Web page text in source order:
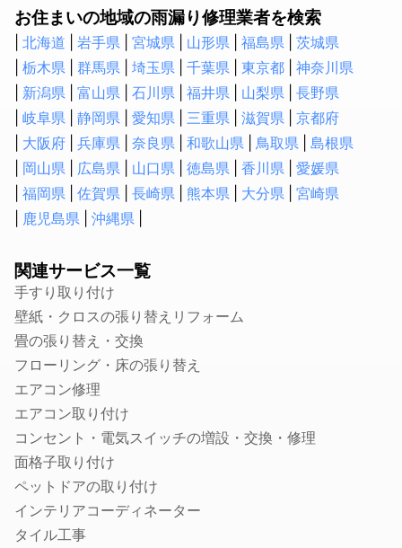
トイレのつまり修理
お風呂の排水口つまり修理
壁ピタ水栓・洗濯機蛇口の交換
税理士
会社設立・起業開業に強い税理士
顧問税理士
法人税の節税に強い税理士
相続税申告に強い税理士
融資・資金調達に強い税理士
生前贈与に強い税理士
社会保険労務士
就業規則・社内規定・36協定作成の社労士
入退社・保険手続きの社労士
顧問社労士
年度更新・算定基礎の社労士
弁理士
特許事務所・特許出願に強い弁理士
意匠登録に強い事務所・弁理士
商標登録・出願に強い事務所・弁理士
お住まいの地域の雨漏り修理業者を検索
北海道 岩手県 宮城県 山形県 福島県
茨城県
栃木県
群馬県 埼玉県 千葉県 東京都
神奈川県
新潟県
富山県 石川県 福井県 山梨県
長野県
岐阜県
静岡県 愛知県 三重県 滋賀県
京都府
大阪府
兵庫県 奈良県 和歌山県 鳥取県
島根県
岡山県
広島県 山口県 徳島県 香川県
愛媛県
福岡県
佐賀県 長崎県 熊本県 大分県
宮崎県
鹿児島県
沖縄県
関連サービス一覧
手すり取り付け
壁紙・クロスの張り替えリフォーム
畳の張り替え・交換
フローリング・床の張り替え
エアコン修理
エアコン取り付け
コンセント・電気スイッチの増設・交換・修理
面格子取り付け
ペットドアの取り付け
インテリアコーディネーター
タイル工事